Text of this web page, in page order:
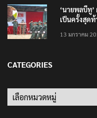
‘นายพลบีทู’
เป็นครั้งสุด
13 มกราคม
CATEGORIES
Categories